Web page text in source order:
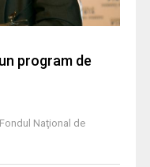
program de
Naţional de